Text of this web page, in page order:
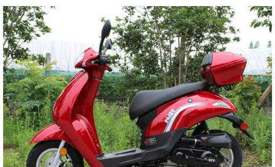
সাইট
ম্যাপ
গোপনীয়তা
নীতি